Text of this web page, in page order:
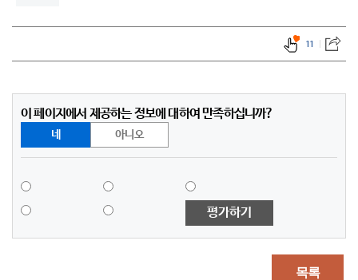
11
이 페이지에서 제공하는 정보에 대하여 만족하십니까?
네 아니오
평가하기
목록